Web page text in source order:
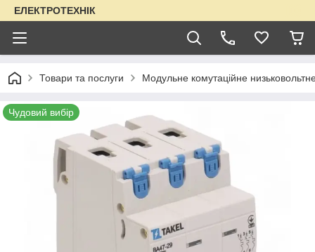
ЕЛЕКТРОТЕХНІК
Товари та послуги Модульне комутаційне
Чудовий вибір